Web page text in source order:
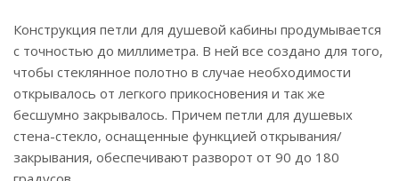
Конструкция петли для душевой кабины продумывается
с точностью до миллиметра. В ней все создано для того,
чтобы стеклянное полотно в случае необходимости
открывалось от легкого прикосновения и так же
бесшумно закрывалось. Причем петли для душевых
стена-стекло, оснащенные функцией открывания/
закрывания, обеспечивают разворот от 90 до 180